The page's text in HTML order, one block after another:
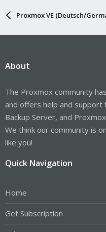
Proxmox VE (Deutsch/
About
The Proxmox community
and offers help and support
Backup Server, and
We think our community is
like you!
Quick Navigation
Home
Get Subscription